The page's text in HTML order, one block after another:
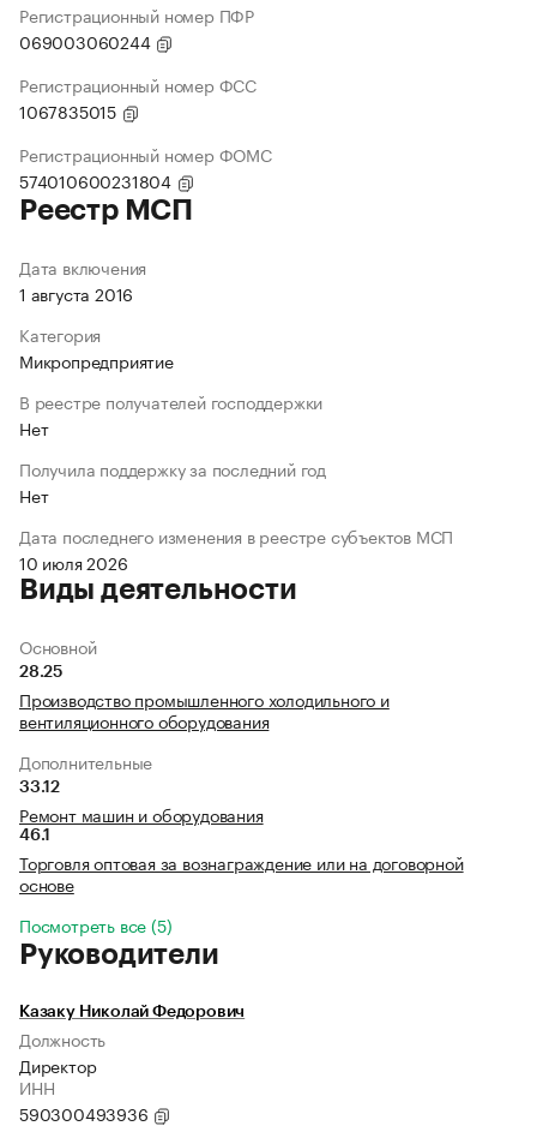
Регистрационный номер ПФР
069003060244
Регистрационный номер ФСС
1067835015
Регистрационный номер ФОМС
574010600231804
Реестр МСП
Дата включения
1 августа 2016
Категория
Микропредприятие
В реестре получателей господдержки
Нет
Получила поддержку за последний год
Нет
Дата последнего изменения в реестре субъектов МСП
10 июля 2026
Виды деятельности
Основной
28.25
Производство промышленного холодильного и
вентиляционного оборудования
Дополнительные
33.12
Ремонт машин и оборудования
46.1
Торговля оптовая за вознаграждение или на договорной
основе
Посмотреть все (5)
Руководители
Казаку Николай Федорович
Должность
Директор
ИНН
590300493936